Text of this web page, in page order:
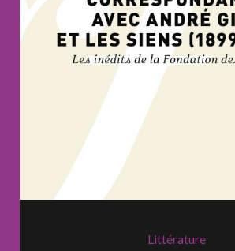
Littérature